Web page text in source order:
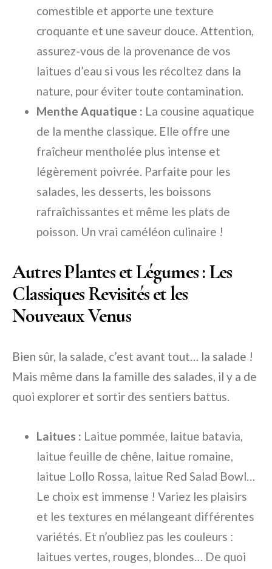
comestible et apporte une texture
croquante et une saveur douce. Attention,
assurez-vous de la provenance de vos
laitues d’eau si vous les récoltez dans la
nature, pour éviter toute contamination.
Menthe Aquatique : La cousine aquatique
de la menthe classique. Elle offre une
fraîcheur mentholée plus intense et
légèrement poivrée. Parfaite pour les
salades, les desserts, les boissons
rafraîchissantes et même les plats de
poisson. Un vrai caméléon culinaire !
Autres Plantes et Légumes : Les
Classiques Revisités et les
Nouveaux Venus
Bien sûr, la salade, c’est avant tout… la salade !
Mais même dans la famille des salades, il y a de
quoi explorer et sortir des sentiers battus.
Laitues : Laitue pommée, laitue batavia,
laitue feuille de chêne, laitue romaine,
laitue Lollo Rossa, laitue Red Salad Bowl…
Le choix est immense ! Variez les plaisirs
et les textures en mélangeant différentes
variétés. Et n’oubliez pas les couleurs :
laitues vertes, rouges, blondes… De quoi